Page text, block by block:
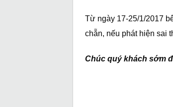
Từ ngày 17-25/1/2017
chẵn, nếu phát hiện sai
Chúc quý khách sớm